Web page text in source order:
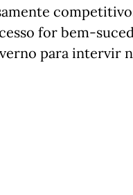
for bem-
para intervir